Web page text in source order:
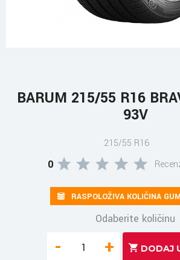
BARUM 215/55 R16
93V
215/55 R16
0
RASPOLOŽIVA KOLIČINA
Odaberite količinu
- +